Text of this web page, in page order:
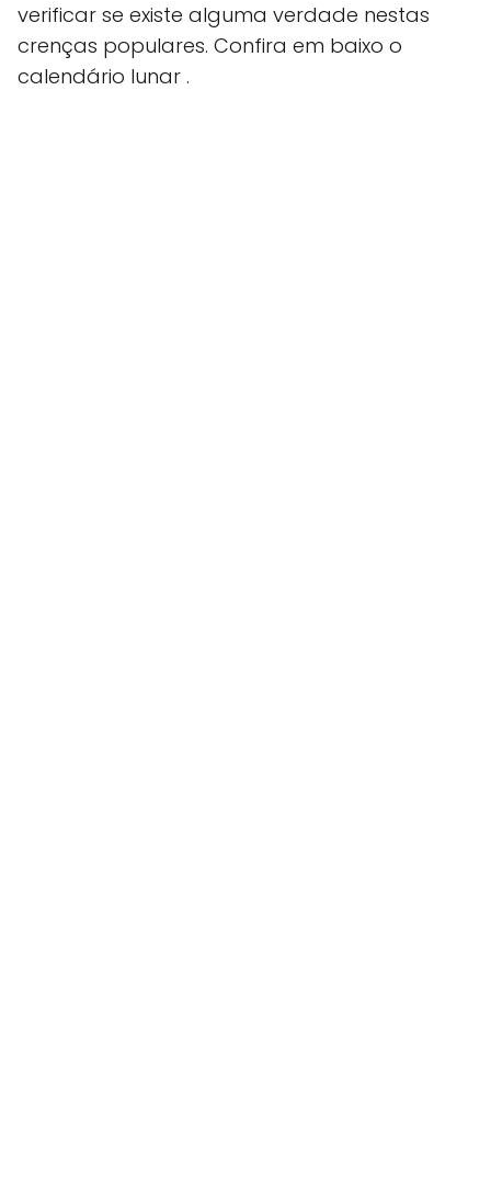
verificar se existe alguma verdade nestas
crenças populares. Confira em baixo o
calendário lunar .